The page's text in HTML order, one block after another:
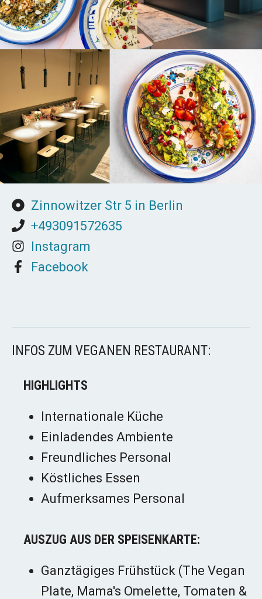
Zinnowitzer Str 5 in Berlin
+493091572635
Instagram
Facebook
INFOS ZUM VEGANEN RESTAURANT:
HIGHLIGHTS
Internationale Küche
Einladendes Ambiente
Freundliches Personal
Köstliches Essen
Aufmerksames Personal
AUSZUG AUS DER SPEISENKARTE:
Ganztägiges Frühstück (The Vegan
Plate, Mama's Omelette, Tomaten &